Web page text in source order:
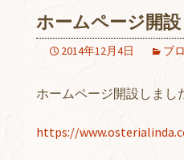
ホームページ開設
2014年12月4日 ブ
ホームページ開設しまし
https://